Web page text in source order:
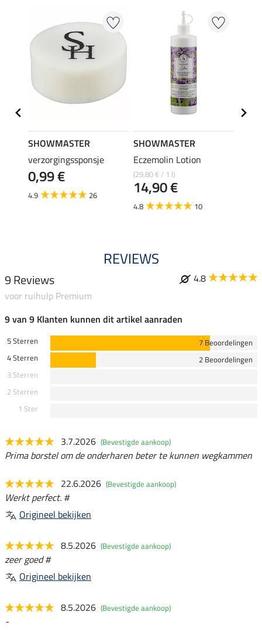
SHOWMASTER
verzorgingssponsje
0,99 €
4.9 26
SHOWMASTER
Eczemolin Lotion
(29,80 € / 1 l)
14,90 €
4.8 10
REVIEWS
9 Reviews
4.8
voor ruihulp Premium
9 van 9 Klanten kunnen dit artikel aanraden
5 Sterren
7 Beoordelingen
4 Sterren
2 Beoordelingen
3 Sterren
2 Sterren
1 Ster
3.7.2026 (Bevestigde aankoop)
Prima borstel om de onderharen beter te kunnen wegkammen
22.6.2026 (Bevestigde aankoop)
Werkt perfect. #
Origineel bekijken
8.5.2026 (Bevestigde aankoop)
zeer goed #
Origineel bekijken
8.5.2026 (Bevestigde aankoop)
-